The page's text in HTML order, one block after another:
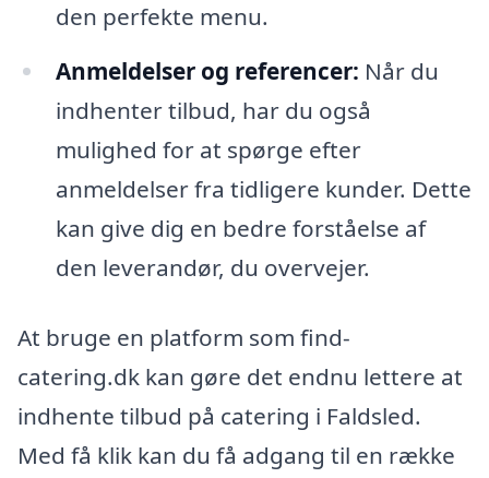
den perfekte menu.
Anmeldelser og referencer: Når du
indhenter tilbud, har du også
mulighed for at spørge efter
anmeldelser fra tidligere kunder. Dette
kan give dig en bedre forståelse af
den leverandør, du overvejer.
At bruge en platform som find-
catering.dk kan gøre det endnu lettere at
indhente tilbud på catering i Faldsled.
Med få klik kan du få adgang til en række